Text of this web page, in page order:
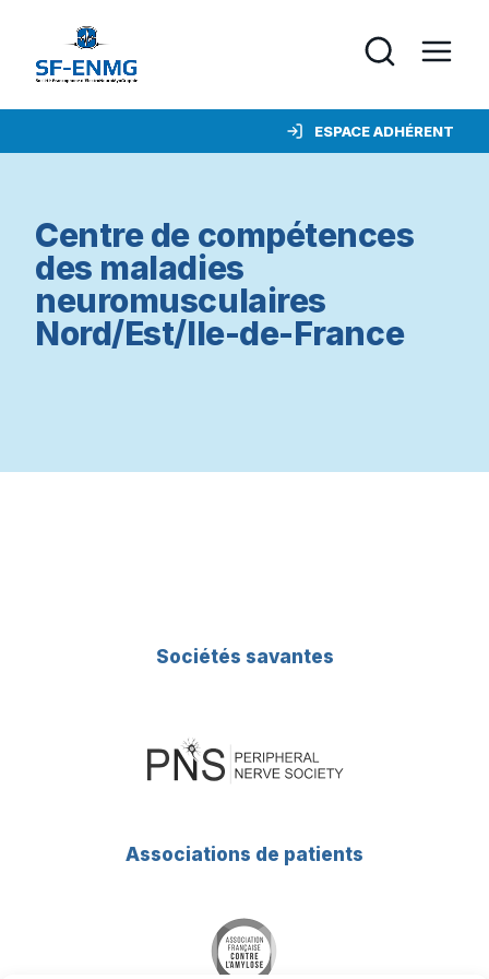
ESPACE ADHÉRENT
Centre de compétences
des maladies
neuromusculaires
Nord/Est/Ile-de-France
Sociétés savantes
Associations de patients